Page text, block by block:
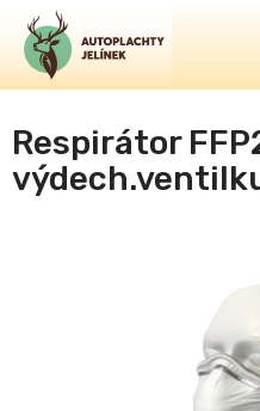
obsah
Respirátor